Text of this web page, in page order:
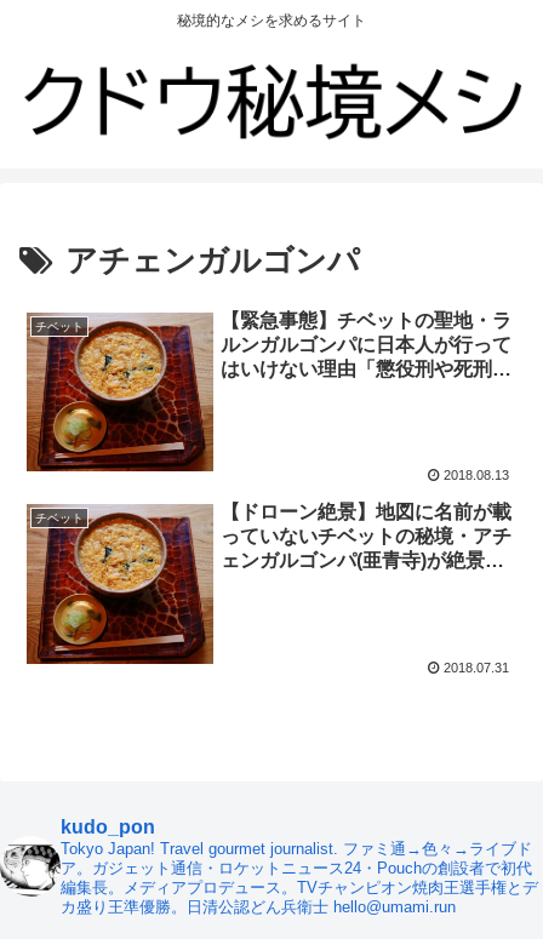
秘境的なメシを求めるサイト
アチェンガルゴンパ
チベット
【緊急事態】チベットの聖地・ラ
ルンガルゴンパに日本人が行って
はいけない理由「懲役刑や死刑に
2018.08.13
チベット
【ドローン絶景】地図に名前が載
っていないチベットの秘境・アチ
ェンガルゴンパ(亜青寺)が絶景す
2018.07.31
kudo_pon
Tokyo Japan! Travel gourmet journalist. ファミ通→色々→ライブド
ア。ガジェット通信・ロケットニュース24・Pouchの創設者で初代
編集長。メディアプロデュース。TVチャンピオン焼肉王選手権とデ
カ盛り王準優勝。日清公認どん兵衛士 hello@umami.run